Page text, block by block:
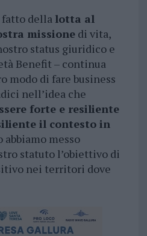
fatto della lotta al
missionedi vita,
status giuridico e
Benefit – continua
modo di fare business
nell’idea che
forte e resiliente
il contesto in
abbiamo messo
statuto l’obiettivo di
nei territori dove